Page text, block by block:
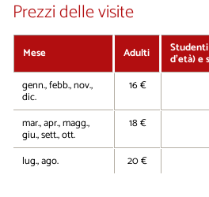
Prezzi delle visite
Mese Adulti d’età) e
genn., febb., nov.,
dic.
16 €
mar., apr., magg.,
giu., sett., ott.
18 €
lug., ago. 20 €